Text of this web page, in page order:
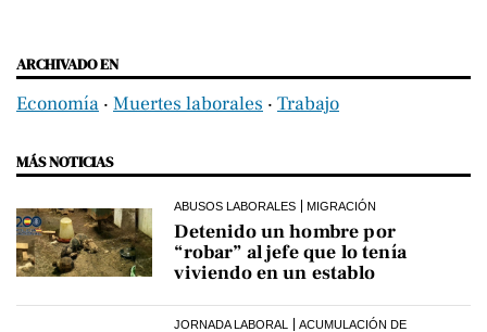
ARCHIVADO EN
Economía ‧ Muertes laborales ‧ Trabajo
MÁS NOTICIAS
ABUSOS LABORALES MIGRACIÓN
Detenido un hombre por
“robar” al jefe que lo tenía
viviendo en un establo
JORNADA LABORAL
ACUMULACIÓN DE